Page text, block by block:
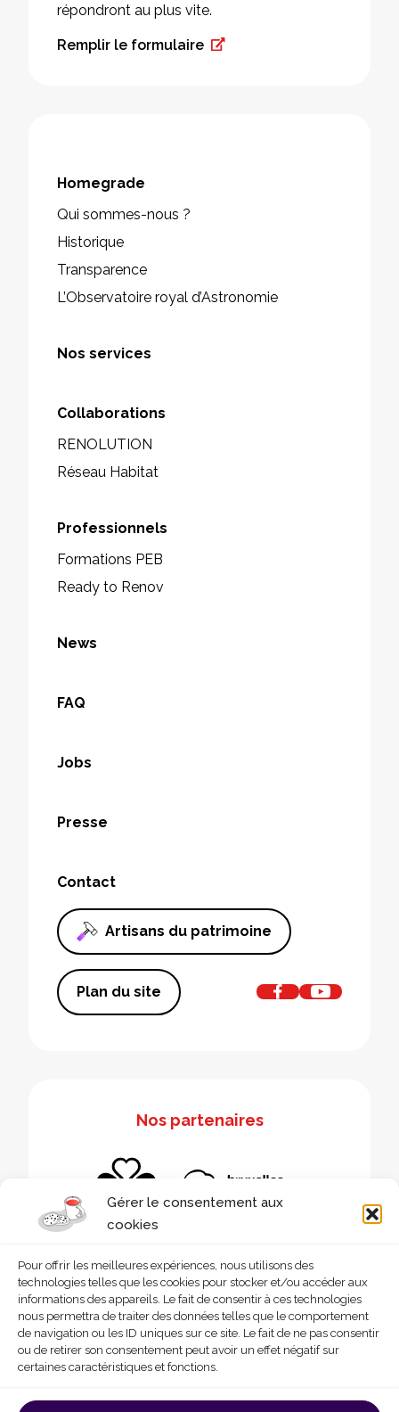
Gérer le consentement aux
cookies
Pour offrir les meilleures expériences, nous utilisons des
technologies telles que les cookies pour stocker et/ou accéder aux
informations des appareils. Le fait de consentir à ces technologies
nous permettra de traiter des données telles que le comportement
de navigation ou les ID uniques sur ce site. Le fait de ne pas consentir
ou de retirer son consentement peut avoir un effet négatif sur
certaines caractéristiques et fonctions.
répondront au plus vite.
Remplir le formulaire
Homegrade
Qui sommes-nous ?
Historique
Transparence
L’Observatoire royal d’Astronomie
Nos services
Collaborations
RENOLUTION
Réseau Habitat
Professionnels
Formations PEB
Ready to Renov
News
FAQ
Jobs
Presse
Contact
Artisans du patrimoine
Plan du site
Nos partenaires